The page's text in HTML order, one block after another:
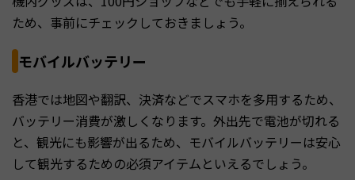
ため、事前にチェックしておきましょう。
モバイルバッテリー
香港では地図や翻訳、決済などでスマホを多用するため、
バッテリー消費が激しくなります。外出先で電池が切れる
と、観光にも影響が出るため、モバイルバッテリーは安心
して観光するための必須アイテムといえるでしょう。